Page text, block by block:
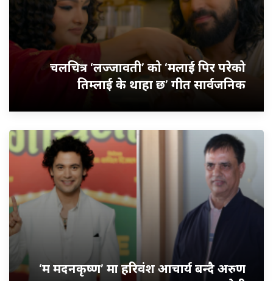
चलचित्र ‘लज्जावती’ को ‘मलाई पिर परेको
तिम्लाई के थाहा छ’ गीत सार्वजनिक
‘म मदनकृष्ण’ मा हरिवंश आचार्य बन्दै अरुण